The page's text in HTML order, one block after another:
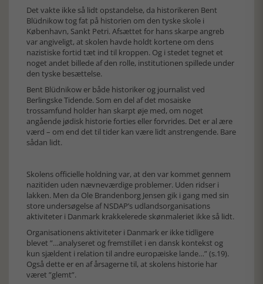
Det vakte ikke så lidt opstandelse, da historikeren Bent
Blüdnikow tog fat på historien om den tyske skole i
København, Sankt Petri. Afsættet for hans skarpe angreb
var angiveligt, at skolen havde holdt kortene om dens
nazistiske fortid tæt ind til kroppen. Og i stedet tegnet et
noget andet billede af den rolle, institutionen spillede under
den tyske besættelse.
Bent Blüdnikow er både historiker og journalist ved
Berlingske Tidende. Som en del af det mosaiske
trossamfund holder han skarpt øje med, om noget
angående jødisk historie forties eller forvrides. Det er al ære
værd – om end det til tider kan være lidt anstrengende. Bare
sådan lidt.
Skolens officielle holdning var, at den var kommet gennem
nazitiden uden nævneværdige problemer. Uden ridser i
lakken. Men da Ole Brandenborg Jensen gik i gang med sin
store undersøgelse af NSDAP’s udlandsorganisations
aktiviteter i Danmark krakkelerede skønmaleriet ikke så lidt.
Organisationens aktiviteter i Danmark er ikke tidligere
blevet ”…analyseret og fremstillet i en dansk kontekst og
kun sjældent i relation til andre europæiske lande…” (s.19).
Også dette er en af årsagerne til, at skolens historie har
været ”glemt”.